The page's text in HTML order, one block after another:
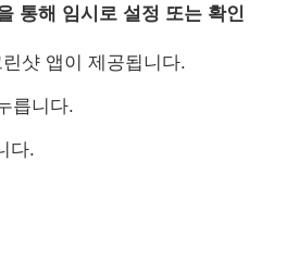
통해 임시로 설정 또는 확인
샷 앱이 제공됩니다.
릅니다.
다.